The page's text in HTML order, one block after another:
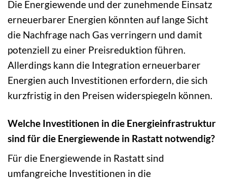
Die Energiewende und der zunehmende Einsatz
erneuerbarer Energien könnten auf lange Sicht
die Nachfrage nach Gas verringern und damit
potenziell zu einer Preisreduktion führen.
Allerdings kann die Integration erneuerbarer
Energien auch Investitionen erfordern, die sich
kurzfristig in den Preisen widerspiegeln können.
Welche Investitionen in die Energieinfrastruktur
sind für die Energiewende in Rastatt notwendig?
Für die Energiewende in Rastatt sind
umfangreiche Investitionen in die